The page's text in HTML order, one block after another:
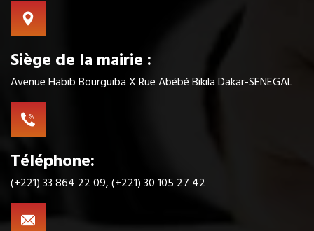
Siège de la mairie :
Avenue Habib Bourguiba X Rue Abébé Bikila Dakar-SENEGAL
Téléphone:
(+221) 33 864 22 09, (+221) 30 105 27 42